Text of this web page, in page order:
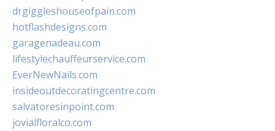
drgiggleshouseofpain.com
hotflashdesigns.com
garagenadeau.com
lifestylechauffeurservice.com
EverNewNails.com
insideoutdecoratingcentre.com
salvatoresinpoint.com
jovialfloralco.com